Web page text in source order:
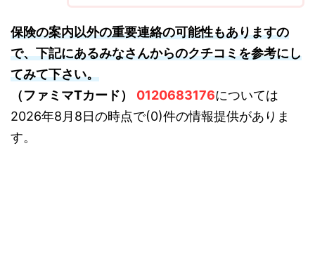
保険の案内以外の重要連絡の可能性もありますの
で、下記にあるみなさんからのクチコミを参考にし
てみて下さい。
（ファミマTカード）
0120683176については
2026年8月8日の時点で(0)件の情報提供がありま
す。